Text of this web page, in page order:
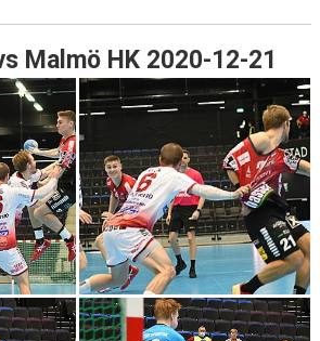
Malmö HK 2020-12-21